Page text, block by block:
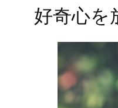
好奇心を